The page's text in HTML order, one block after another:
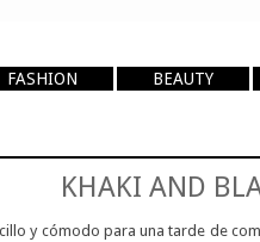
FASHION BEAUTY
KHAKI AND
y cómodo para una tarde de